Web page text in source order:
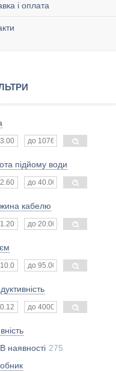
і оплата
підйому води
кабелю
В наявності 275